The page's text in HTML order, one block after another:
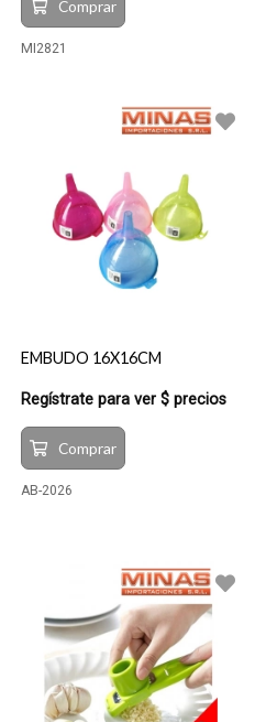
Comprar
MI2821
EMBUDO 16X16CM
Regístrate para ver $ precios
Comprar
AB-2026